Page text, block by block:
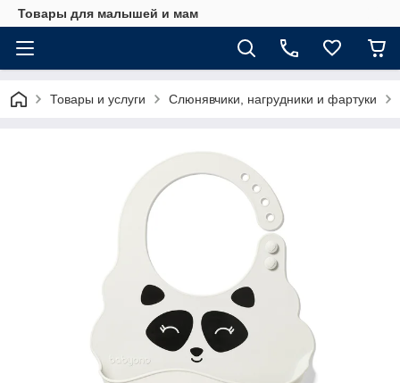
Товары для малышей и мам
Товары и услуги Слюнявчики, нагрудники и фартуки